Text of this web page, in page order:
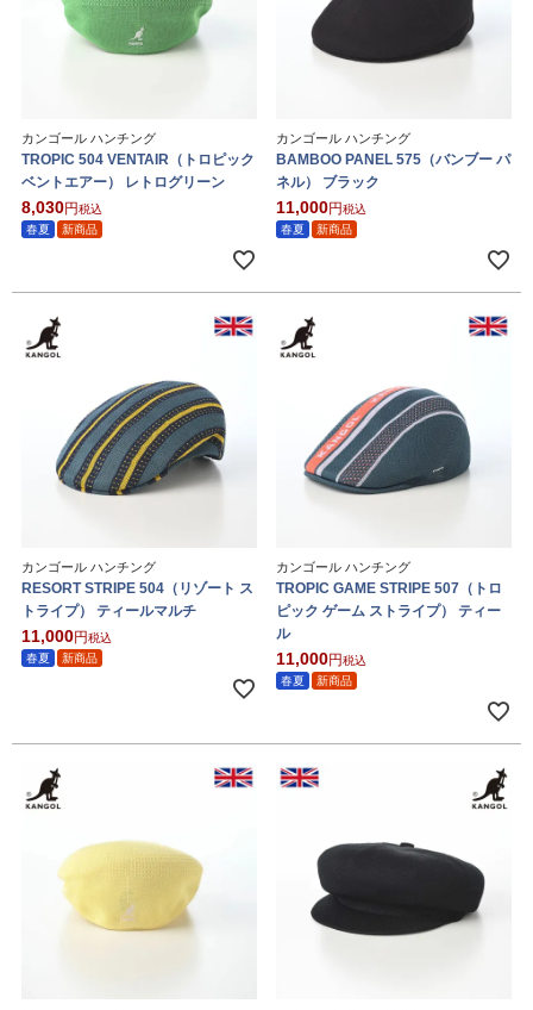
カンゴール ハンチング
TROPIC 504 VENTAIR（トロピック
ベントエアー） レトログリーン
8,030
税込
春夏
新商品
カンゴール ハンチング
BAMBOO PANEL 575（バンブー パ
ネル） ブラック
11,000
税込
春夏
新商品
カンゴール ハンチング
RESORT STRIPE 504（リゾート ス
トライプ） ティールマルチ
11,000
税込
春夏
新商品
カンゴール ハンチング
TROPIC GAME STRIPE 507（トロ
ピック ゲーム ストライプ） ティー
ル
11,000
税込
春夏
新商品